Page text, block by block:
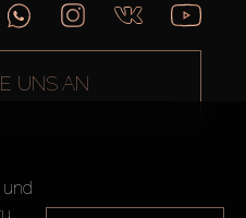
UNS AN